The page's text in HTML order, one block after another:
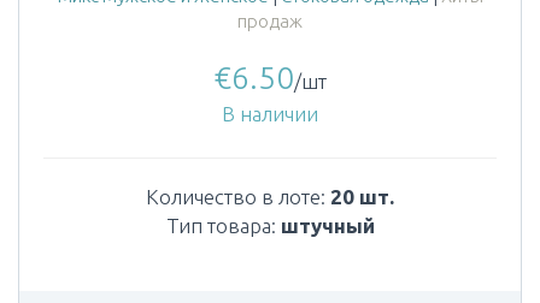
продаж
€6.50/шт
В наличии
Количество в лоте: 20 шт.
Тип товара: штучный